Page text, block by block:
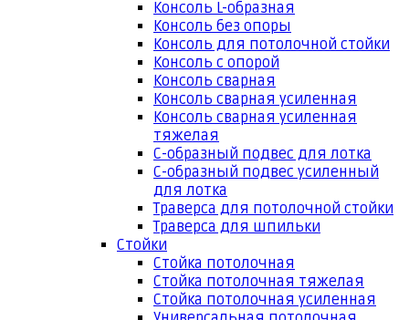
Консоль L-образная
Консоль без опоры
Консоль для потолочной стойки
Консоль с опорой
Консоль сварная
Консоль сварная усиленная
Консоль сварная усиленная
тяжелая
С-образный подвес для лотка
С-образный подвес усиленный
для лотка
Траверса для потолочной стойки
Траверса для шпильки
Стойки
Стойка потолочная
Стойка потолочная тяжелая
Стойка потолочная усиленная